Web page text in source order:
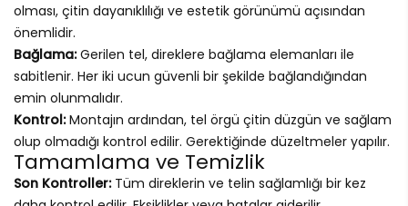
olması, çitin dayanıklılığı ve estetik görünümü açısından
önemlidir.
Bağlama:Gerilen tel, direklere bağlama elemanları ile
sabitlenir. Her iki ucun güvenli bir şekilde bağlandığından
emin olunmalıdır.
Kontrol:Montajın ardından, tel örgü çitin düzgün ve sağlam
olup olmadığı kontrol edilir. Gerektiğinde düzeltmeler yapılır.
Tamamlama ve Temizlik
Son Kontroller:Tüm direklerin ve telin sağlamlığı bir kez